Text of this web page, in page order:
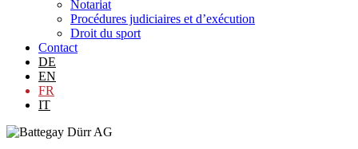
Notariat
Procédures judiciaires et d’exécution
Droit du sport
Contact
DE
EN
FR
IT